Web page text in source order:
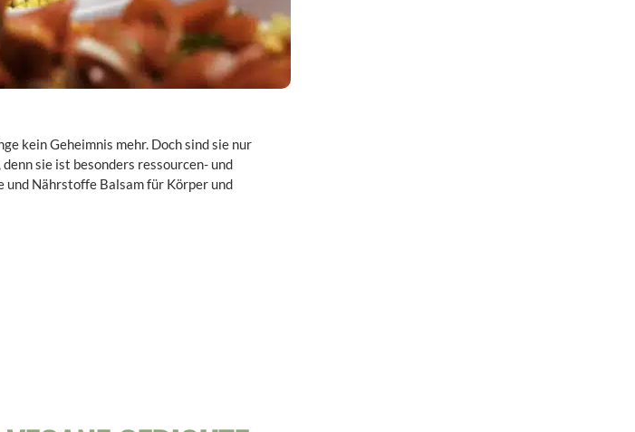
kein Geheimnis mehr. Doch sind sie nur
sie ist besonders ressourcen- und
und Nährstoffe Balsam für Körper und